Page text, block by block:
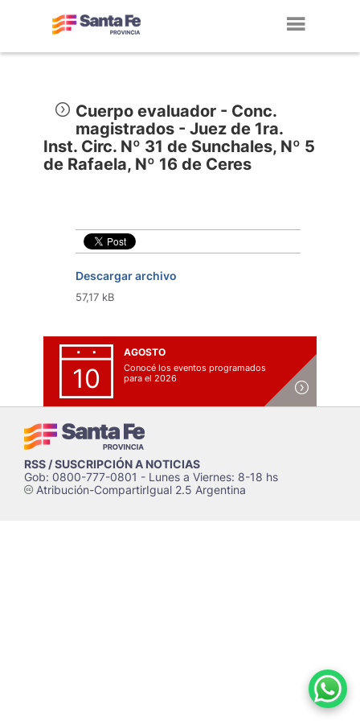
Cuerpo evaluador - Conc.
magistrados - Juez de 1ra.
Inst. Circ. Nº 31 de Sunchales, Nº 5
de Rafaela, Nº 16 de Ceres
Descargar archivo
57,17 kB
10
AGOSTO
Conocé los eventos programados
para el 2026
RSS / SUSCRIPCIÓN A NOTICIAS
Gob: 0800-777-0801 - Lunes a Viernes: 8-18 hs
cAtribución-CompartirIgual 2.5 Argentina